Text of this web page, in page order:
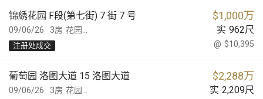
09/06/26
锦綉花园 F段(第七街) 7 街 7 号 $1,000万
花园... 实 962尺
3房
@ $10,395
注册处成交
09/06/26
葡萄园 洛图大道 15 洛图大道 $2,288万
花园... 实 2,209尺
3房